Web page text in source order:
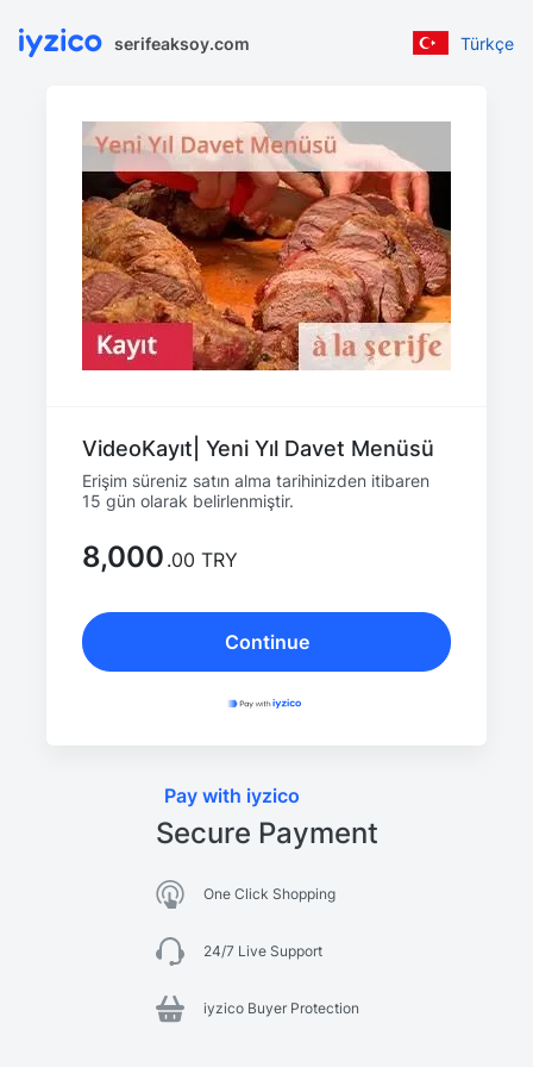
serifeaksoy.com Türkçe
VideoKayıt| Yeni Yıl Davet Menüsü
Erişim süreniz satın alma tarihinizden itibaren
15 gün olarak belirlenmiştir.
8,000 .00 TRY
Continue
Pay with iyzico
Secure Payment
One Click Shopping
24/7 Live Support
iyzico Buyer Protection